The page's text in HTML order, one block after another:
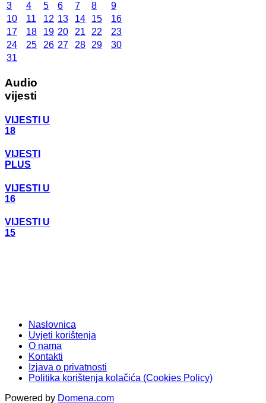
3
4 5 6 7 8
9
10
11 12 13 14 15
16
17
18 19 20 21 22
23
24
25 26 27 28 29
30
31
Audio
vijesti
VIJESTI U
18
VIJESTI
PLUS
VIJESTI U
16
VIJESTI U
15
Naslovnica
Uvjeti korištenja
O nama
Kontakti
Izjava o privatnosti
Politika korištenja kolačića (Cookies Policy)
Powered by Domena.com